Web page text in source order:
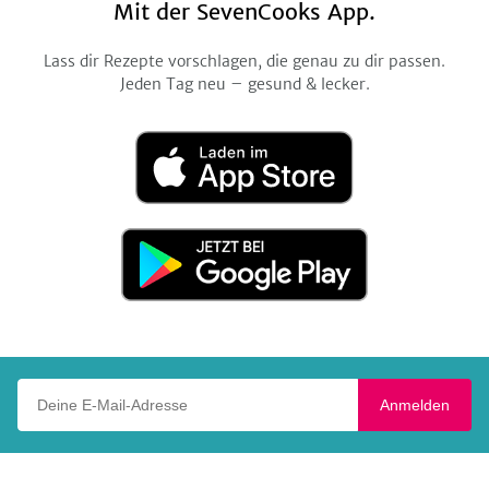
Mit der SevenCooks App.
Lass dir Rezepte vorschlagen, die genau zu dir passen.
Jeden Tag neu – gesund & lecker.
Laden
im
App
Jetzt
Google
Anmelden